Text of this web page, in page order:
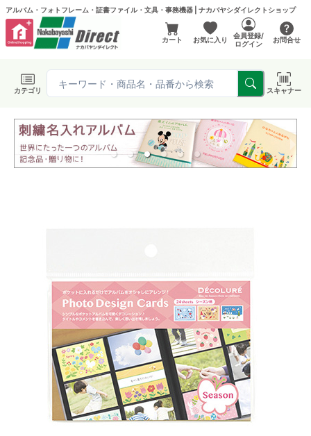
アルバム・フォトフレーム・証書ファイル・文具・事務機器 | ナカバヤシダイレクトショップ
カート お気に入り
会員登録/
ログイン
お問合せ
カテゴリ スキャナー